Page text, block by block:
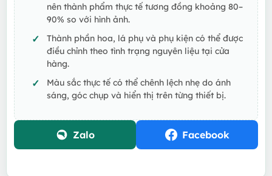
nên thành phẩm thực tế tương đồng khoảng 80–
90% so với hình ảnh.
Thành phần hoa, lá phụ và phụ kiện có thể được
điều chỉnh theo tình trạng nguyên liệu tại cửa
hàng.
Màu sắc thực tế có thể chênh lệch nhẹ do ánh
sáng, góc chụp và hiển thị trên từng thiết bị.
Zalo Facebook